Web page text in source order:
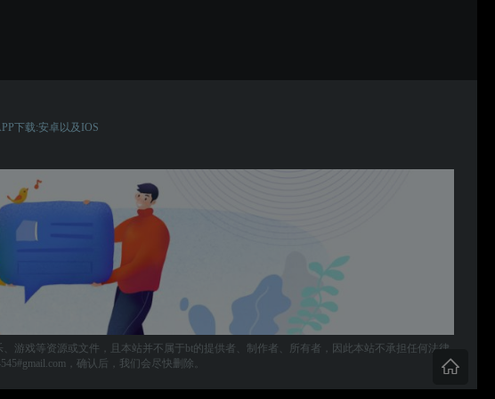
下载:安卓以及IOS
游戏等资源或文件，且本站并不属于bt的提供者、制作者、所有者，因此本站不承担任何法律
，确认后，我们会尽快删除。